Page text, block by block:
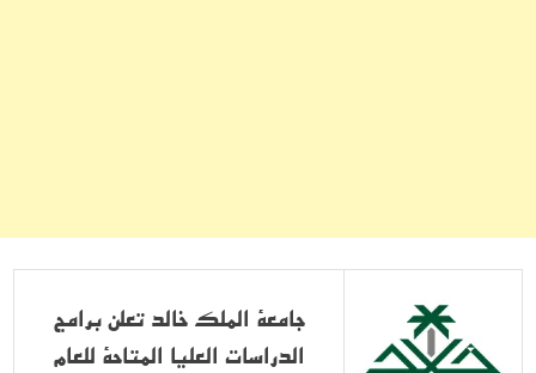
جامعة الملك خالد تعلن برامج
الدراسات العليا المتاحة للعام